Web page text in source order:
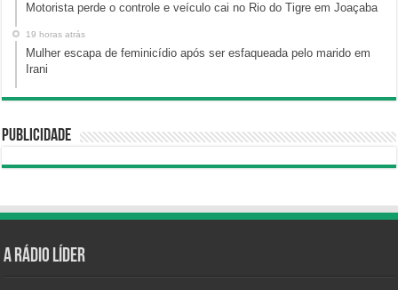
Motorista perde o controle e veículo cai no Rio do Tigre em Joaçaba
19 horas atrás
Mulher escapa de feminicídio após ser esfaqueada pelo marido em
Irani
Publicidade
A Rádio Líder